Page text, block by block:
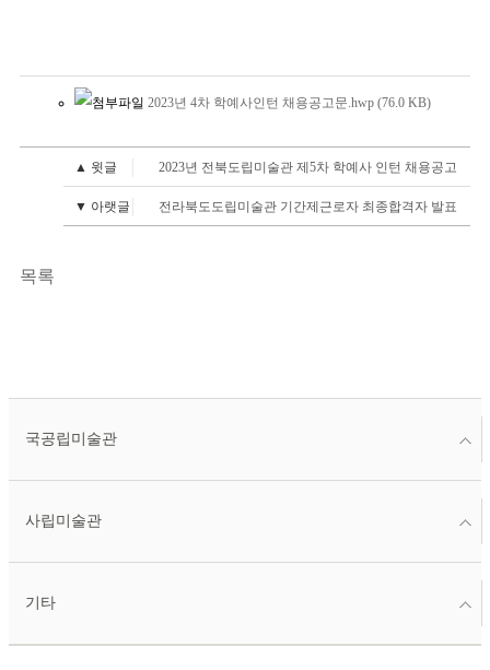
2023년 4차 학예사인턴 채용공고문.hwp (76.0 KB)
▲ 윗글 2023년 전북도립미술관 제5차 학예사 인턴 채용공고
▼ 아랫글 전라북도도립미술관 기간제근로자 최종합격자 발표
목록
국공립미술관
사립미술관
기타